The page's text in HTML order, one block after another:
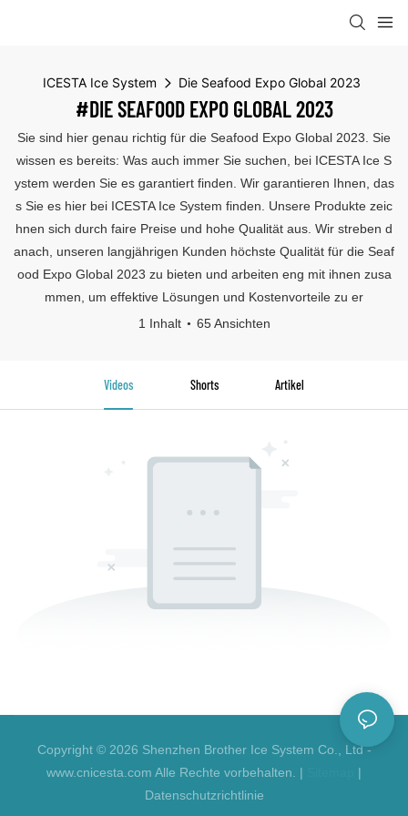
ICESTA Ice System Die Seafood Expo Global 2023
#DIE SEAFOOD EXPO GLOBAL 2023
Sie sind hier genau richtig für die Seafood Expo Global 2023. Sie
wissen es bereits: Was auch immer Sie suchen, bei ICESTA Ice S
ystem werden Sie es garantiert finden. Wir garantieren Ihnen, das
s Sie es hier bei ICESTA Ice System finden. Unsere Produkte zeic
hnen sich durch faire Preise und hohe Qualität aus. Wir streben d
anach, unseren langjährigen Kunden höchste Qualität für die Seaf
ood Expo Global 2023 zu bieten und arbeiten eng mit ihnen zusa
mmen, um effektive Lösungen und Kostenvorteile zu er
1 Inhalt
65 Ansichten
Videos Shorts Artikel
Copyright © 2026 Shenzhen Brother Ice System Co., Ltd -
www.cnicesta.com Alle Rechte vorbehalten. |
|
Datenschutzrichtlinie